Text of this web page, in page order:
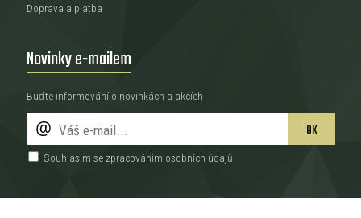
Doprava a platba
Novinky e-mailem
Buďte informování o novinkách a akcích
OK
Souhlasím se zpracováním osobních údajů